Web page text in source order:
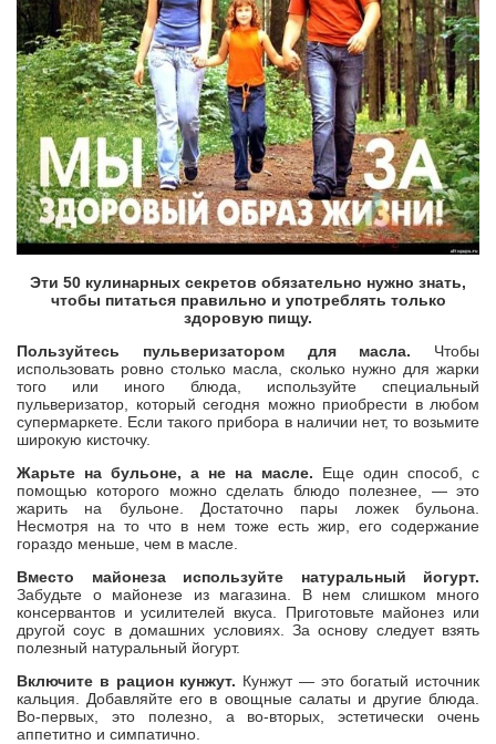
Эти 50 кулинарных секретов обязательно нужно знать,
чтобы питаться правильно и употреблять только
здоровую пищу.
Пользуйтесь пульверизатором для масла. Чтобы
использовать ровно столько масла, сколько нужно для жарки
того или иного блюда, используйте специальный
пульверизатор, который сегодня можно приобрести в любом
супермаркете. Если такого прибора в наличии нет, то возьмите
широкую кисточку.
Жарьте на бульоне, а не на масле. Еще один способ, с
помощью которого можно сделать блюдо полезнее, — это
жарить на бульоне. Достаточно пары ложек бульона.
Несмотря на то что в нем тоже есть жир, его содержание
гораздо меньше, чем в масле.
Вместо майонеза используйте натуральный йогурт.
Забудьте о майонезе из магазина. В нем слишком много
консервантов и усилителей вкуса. Приготовьте майонез или
другой соус в домашних условиях. За основу следует взять
полезный натуральный йогурт.
Включите в рацион кунжут. Кунжут — это богатый источник
кальция. Добавляйте его в овощные салаты и другие блюда.
Во-первых, это полезно, а во-вторых, эстетически очень
аппетитно и симпатично.